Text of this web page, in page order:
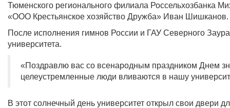
Тюменского регионального филиала Россельхозбанка
«ООО Крестьянское хозяйство Дружба» Иван Шишканов.
После исполнения гимнов России и ГАУ Северного
университета.
«Поздравлю вас со всенародным праздником Днем
целеустремленные люди вливаются в нашу
В этот солнечный день университет открыл свои двери